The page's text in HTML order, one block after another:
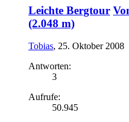
Leichte Bergtour
(2.048 m)
Tobias, 25. Oktober 2008
Antworten:
3
Aufrufe:
50.945